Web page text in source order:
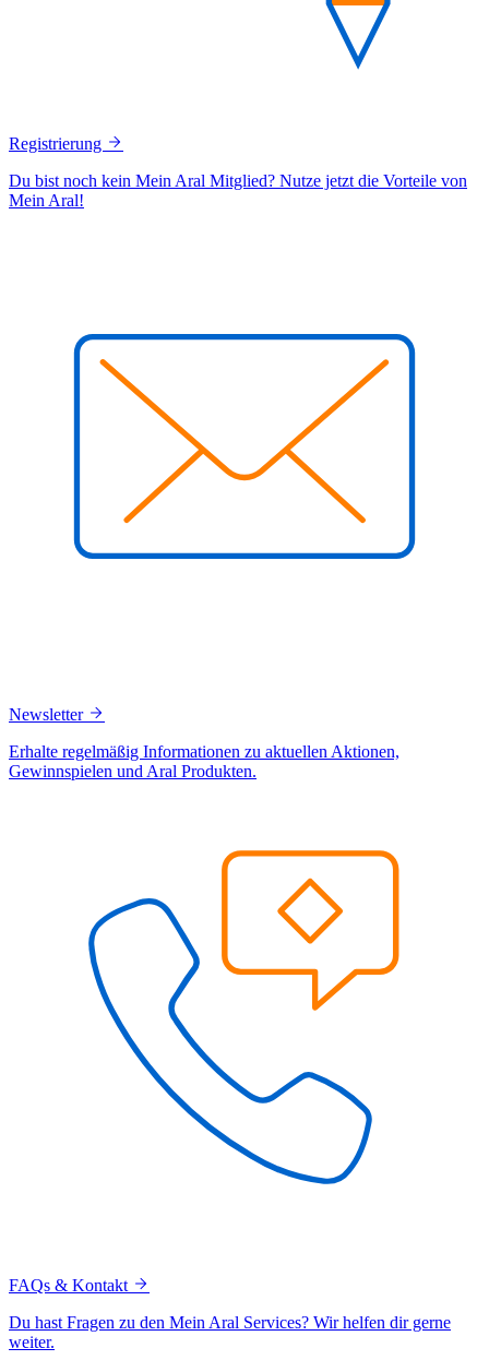
Registrierung
Du bist noch kein Mein Aral Mitglied? Nutze jetzt die Vorteile von
Mein Aral!
Newsletter
Erhalte regelmäßig Informationen zu aktuellen Aktionen,
Gewinnspielen und Aral Produkten.
FAQs & Kontakt
Du hast Fragen zu den Mein Aral Services? Wir helfen dir gerne
weiter.